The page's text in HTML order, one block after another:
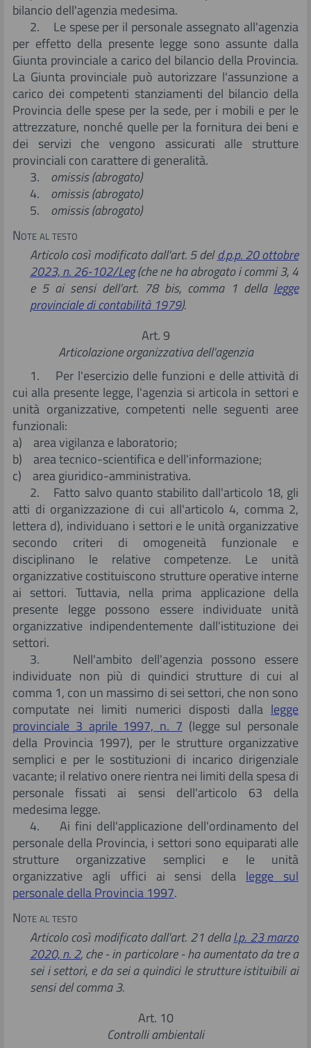
bilancio dell'agenzia medesima.
2. Le spese per il personale assegnato all'agenzia
per effetto della presente legge sono assunte dalla
Giunta provinciale a carico del bilancio della Provincia.
La Giunta provinciale può autorizzare l'assunzione a
carico dei competenti stanziamenti del bilancio della
Provincia delle spese per la sede, per i mobili e per le
attrezzature, nonché quelle per la fornitura dei beni e
dei servizi che vengono assicurati alle strutture
provinciali con carattere di generalità.
3. omissis (abrogato)
4. omissis (abrogato)
5. omissis (abrogato)
Note al testo
Articolo così modificato dall'art. 5 deld.p.p. 20 ottobre
2023, n. 26-102/Leg(che ne ha abrogato i commi 3, 4
e 5 ai sensi dell’art. 78 bis, comma 1 della legge
provinciale di contabilità 1979).
Art. 9
Articolazione organizzativa dell'agenzia
1. Per l'esercizio delle funzioni e delle attività di
cui alla presente legge, l'agenzia si articola in settori e
unità organizzative, competenti nelle seguenti aree
funzionali:
a) area vigilanza e laboratorio;
b) area tecnico-scientifica e dell'informazione;
c) area giuridico-amministrativa.
2. Fatto salvo quanto stabilito dall'articolo 18, gli
atti di organizzazione di cui all'articolo 4, comma 2,
lettera d), individuano i settori e le unità organizzative
secondo criteri di omogeneità funzionale e
disciplinano le relative competenze. Le unità
organizzative costituiscono strutture operative interne
ai settori. Tuttavia, nella prima applicazione della
presente legge possono essere individuate unità
organizzative indipendentemente dall'istituzione dei
settori.
3. Nell'ambito dell'agenzia possono essere
individuate non più di quindici strutture di cui al
comma 1, con un massimo di sei settori, che non sono
computate nei limiti numerici disposti dalla legge
provinciale 3 aprile 1997, n. 7 (legge sul personale
della Provincia 1997), per le strutture organizzative
semplici e per le sostituzioni di incarico dirigenziale
vacante; il relativo onere rientra nei limiti della spesa di
personale fissati ai sensi dell'articolo 63 della
medesima legge.
4. Ai fini dell'applicazione dell'ordinamento del
personale della Provincia, i settori sono equiparati alle
strutture organizzative semplici e le unità
organizzative agli uffici ai sensi della legge sul
personale della Provincia 1997.
Note al testo
Articolo così modificato dall'art. 21 dellal.p. 23 marzo
2020, n. 2, che - in particolare - ha aumentato da tre a
sei i settori, e da sei a quindici le strutture istituibili ai
sensi del comma 3.
Art. 10
Controlli ambientali